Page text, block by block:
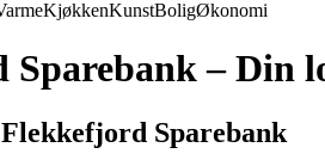
KjøkkenKunstBoligØkonomi
– Din
Sparebank